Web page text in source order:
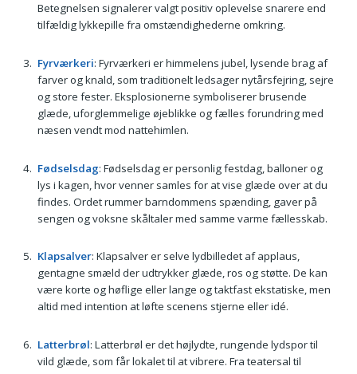
Betegnelsen signalerer valgt positiv oplevelse snarere end
tilfældig lykkepille fra omstændighederne omkring.
Fyrværkeri: Fyrværkeri er himmelens jubel, lysende brag af
farver og knald, som traditionelt ledsager nytårsfejring, sejre
og store fester. Eksplosionerne symboliserer brusende
glæde, uforglemmelige øjeblikke og fælles forundring med
næsen vendt mod nattehimlen.
Fødselsdag: Fødselsdag er personlig festdag, balloner og
lys i kagen, hvor venner samles for at vise glæde over at du
findes. Ordet rummer barndommens spænding, gaver på
sengen og voksne skåltaler med samme varme fællesskab.
Klapsalver: Klapsalver er selve lydbilledet af applaus,
gentagne smæld der udtrykker glæde, ros og støtte. De kan
være korte og høflige eller lange og taktfast ekstatiske, men
altid med intention at løfte scenens stjerne eller idé.
Latterbrøl: Latterbrøl er det højlydte, rungende lydspor til
vild glæde, som får lokalet til at vibrere. Fra teatersal til